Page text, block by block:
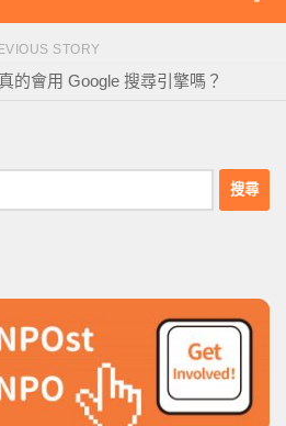
STORY
的會用 Google 搜尋引擎嗎？